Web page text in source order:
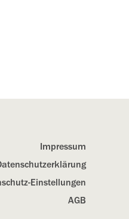
Impressum
Einstellungen
AGB